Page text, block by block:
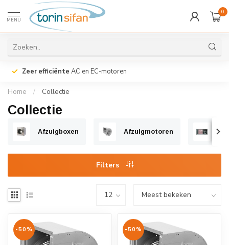
MENU
0
Zeer efficiënte AC en EC-motoren
Home / Collectie
Collectie
Afzuigboxen Afzuigmotoren
Filters
-50% -50%